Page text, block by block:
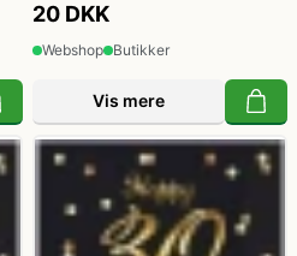
20 DKK
Webshop Butikker
Vis mere